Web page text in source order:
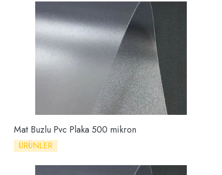
Mat Buzlu Pvc Plaka 500 mikron
ÜRÜNLER